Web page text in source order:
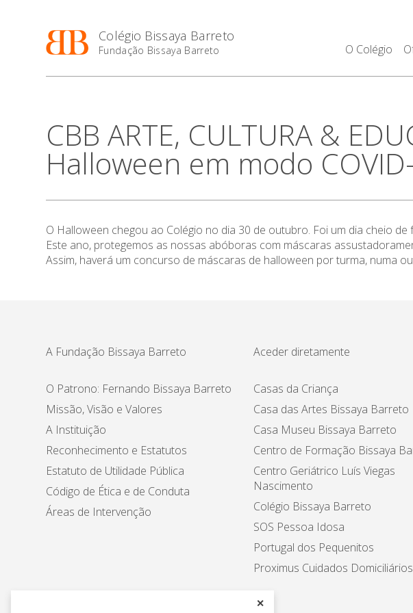
✕
Colégio Bissaya Barreto
Fundação Bissaya Barreto O Colégio
CBB ARTE, CULTURA &
Halloween em modo
O Halloween chegou ao Colégio no dia 30 de outubro. Foi um dia cheio de
Este ano, protegemos as nossas abóboras com máscaras
Assim, haverá um concurso de máscaras de halloween por turma, numa
A Fundação Bissaya Barreto
O Patrono: Fernando Bissaya Barreto
Missão, Visão e Valores
A Instituição
Reconhecimento e Estatutos
Estatuto de Utilidade Pública
Código de Ética e de Conduta
Áreas de Intervenção
Aceder diretamente
Casas da Criança
Casa das Artes Bissaya Barreto
Casa Museu Bissaya Barreto
Centro de Formação Bissaya
Centro Geriátrico Luís Viegas
Nascimento
Colégio Bissaya Barreto
SOS Pessoa Idosa
Portugal dos Pequenitos
Proximus Cuidados Domiciliários